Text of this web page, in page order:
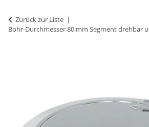
Zurück zur Liste
Bohr-Durchmesser 80 mm Segment drehbar